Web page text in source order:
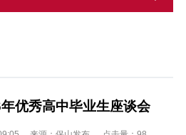
优秀高中毕业生座谈会